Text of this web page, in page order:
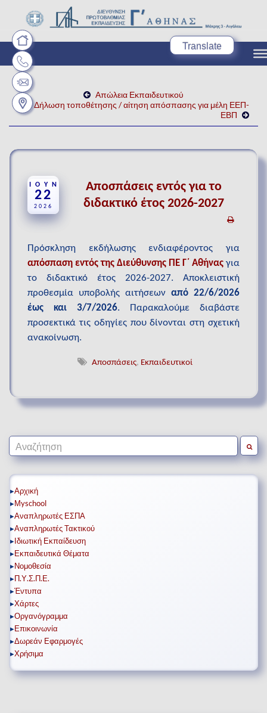
Απώλεια Εκπαιδευτικού
Δήλωση τοποθέτησης / αίτηση απόσπασης για μέλη ΕΕΠ-
ΕΒΠ
ΙΟΎΝ
22
2026
Αποσπάσεις εντός για το
διδακτικό έτος 2026-2027
Πρόσκληση εκδήλωσης ενδιαφέροντος για
απόσπαση εντός της Διεύθυνσης ΠΕ Γ΄ Αθήνας για
το διδακτικό έτος 2026-2027. Αποκλειστική
προθεσμία υποβολής αιτήσεων από 22/6/2026
έως και 3/7/2026. Παρακαλούμε διαβάστε
προσεκτικά τις οδηγίες που δίνονται στη σχετική
ανακοίνωση.
Αποσπάσεις, Εκπαιδευτικοί
▸Αρχική
▸Μyschool
▸Αναπληρωτές ΕΣΠΑ
▸Αναπληρωτές Τακτικού
▸ Ιδιωτική Εκπαίδευση
▸Εκπαιδευτικά Θέματα
▸Νομοθεσία
▸Π.Υ.Σ.Π.Ε.
▸Έντυπα
▸Χάρτες
▸Οργανόγραμμα
▸Επικοινωνία
▸Δωρεάν Εφαρμογές
▸Χρήσιμα
Translate